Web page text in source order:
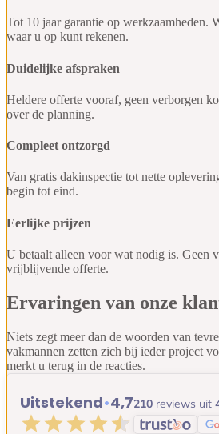
Tot 10 jaar garantie op werkzaamheden.
waar u op kunt rekenen.
Duidelijke afspraken
Heldere offerte vooraf, geen verborgen
over de planning.
Compleet ontzorgd
Van gratis dakinspectie tot nette
begin tot eind.
Eerlijke prijzen
U betaalt alleen voor wat nodig is. Geen
vrijblijvende offerte.
Ervaringen van onze
Niets zegt meer dan de woorden van
vakmannen zetten zich bij ieder project
merkt u terug in de reacties.
Uitstekend•4,7210 reviews uit